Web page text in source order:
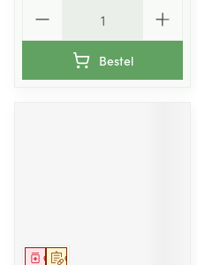
Bestel
Op voorschrift
Geneesmiddel